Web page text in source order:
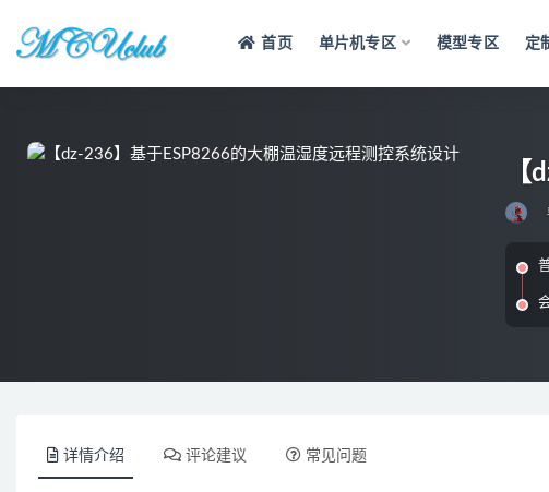
首页 单片机专区 模型专区 定
【
详情介绍 评论建议 常见问题